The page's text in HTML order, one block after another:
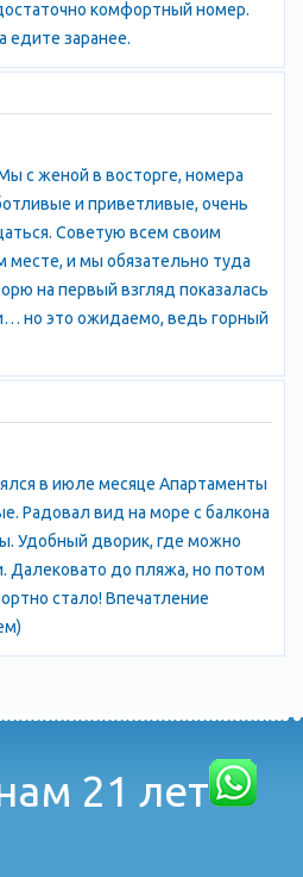
названиями на Южном берегу
Климат средиземноморского
температура июля 24°С),
февраля 4°С). Осадков 675
аэротерапия, солнцелечение,
(с сентября по
страдающих бронхиальной
остаточными явлениями
Сезон — круглый год;
комфортный номер.
едите заранее.
с женой в восторге, номера
и приветливые, очень
Советую всем своим
месте, и мы обязательно туда
на первый взгляд показалась
но это ожидаемо, ведь горный
в июле месяце Апартаменты
Радовал вид на море с балкона
Удобный дворик, где можно
до пляжа, но потом
стало! Впечатление
21 лет